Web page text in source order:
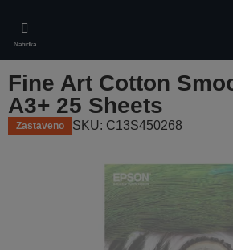
main
content
Nabídka
Fine Art Cotton
A3+ 25 Sheets
Zastaveno SKU: C13S450268